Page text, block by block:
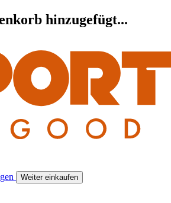
hinzugefügt...
Weiter einkaufen